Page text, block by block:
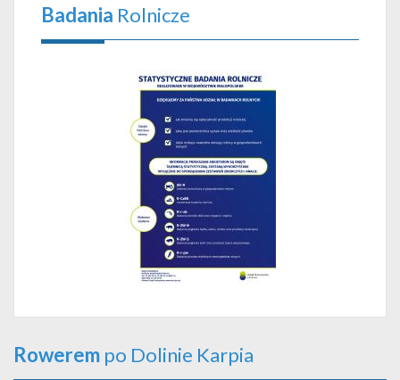
Badania Rolnicze
Rowerem po Dolinie Karpia